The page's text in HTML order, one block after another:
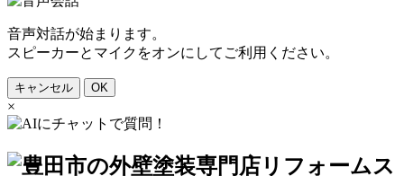
音声対話が始まります。
スピーカーとマイクをオンにしてご利用ください。
キャンセル OK
×